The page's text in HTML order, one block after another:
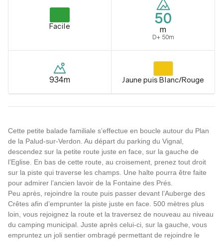
Facile 50
m
D+ 50m
934m Jaune puis Blanc/Rouge
Cette petite balade familiale s’effectue en boucle autour du Plan
de la Palud-sur-Verdon. Au départ du parking du Vignal,
descendez sur la petite route juste en face, sur la gauche de
l’Eglise. En bas de cette route, au croisement, prenez tout droit
sur la piste qui traverse les champs. Une halte pourra être faite
pour admirer l’ancien lavoir de la Fontaine des Prés.
Peu après, rejoindre la route puis passer devant l’Auberge des
Crêtes afin d’emprunter la piste juste en face. 500 mètres plus
loin, vous rejoignez la route et la traversez de nouveau au niveau
du camping municipal. Juste après celui-ci, sur la gauche, vous
empruntez un joli sentier ombragé permettant de rejoindre le